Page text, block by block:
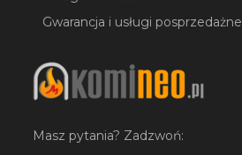
Gwarancja i usługi posprzedażne
Masz pytania? Zadzwoń: